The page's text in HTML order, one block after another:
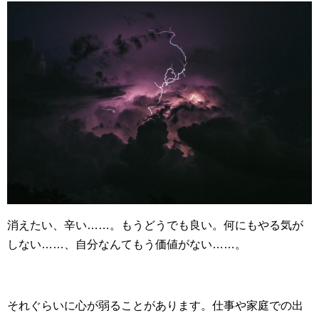
消えたい、辛い……。もうどうでも良い。何にもやる気が
しない……、自分なんてもう価値がない……。
それぐらいに心が弱ることがあります。仕事や家庭での出